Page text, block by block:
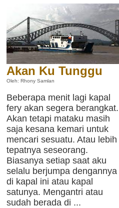
Akan Ku Tunggu
Oleh: Rhony Samlan
Beberapa menit lagi kapal
fery akan segera berangkat.
Akan tetapi mataku masih
saja kesana kemari untuk
mencari sesuatu. Atau lebih
tepatnya seseorang.
Biasanya setiap saat aku
selalu berjumpa dengannya
di kapal ini atau kapal
satunya. Mengantri atau
sudah berada di ...